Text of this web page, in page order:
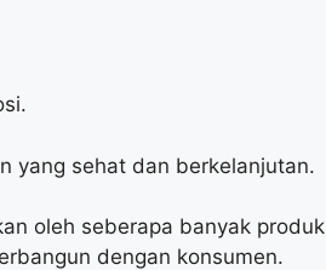
yang sehat dan berkelanjutan.
oleh seberapa banyak produk
dengan konsumen.